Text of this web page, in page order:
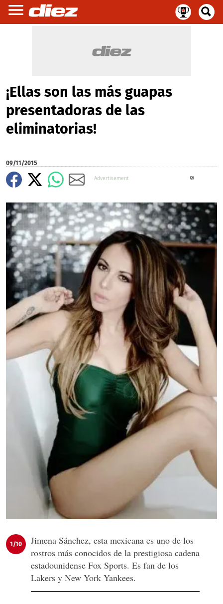
¡Ellas son las más guapas
presentadoras de las
eliminatorias!
09/11/2015
1/10
Jimena Sánchez, esta mexicana es uno de los
rostros más conocidos de la prestigiosa cadena
estadounidense Fox Sports. Es fan de los
Lakers y New York Yankees.
X